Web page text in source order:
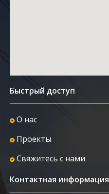
Быстрый доступ
О нас
Проекты
Свяжитесь с нами
Контактная информация